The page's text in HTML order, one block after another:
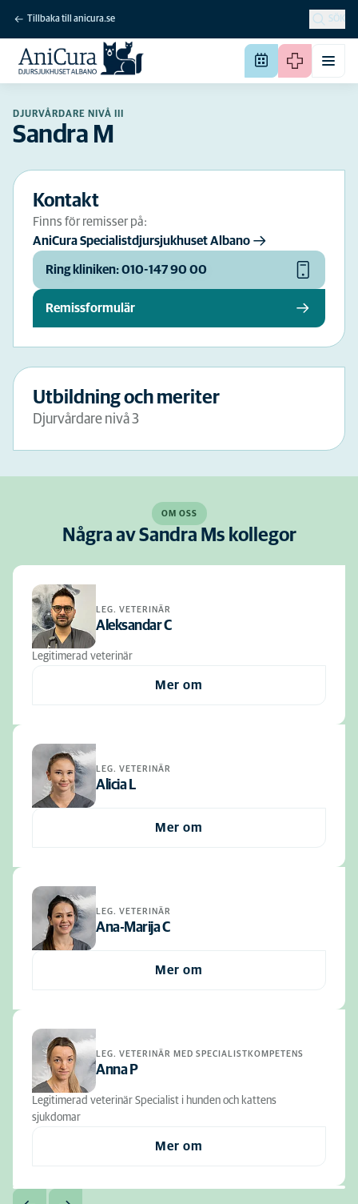
Tillbaka till anicura.se SÖK
DJURVÅRDARE NIVÅ III
Sandra M
Kontakt
Finns för remisser på:
AniCura Specialistdjursjukhuset Albano
Ring kliniken: 010-147 90 00
Remissformulär
Utbildning och meriter
Djurvårdare nivå 3
OM OSS
Några av Sandra Ms kollegor
LEG. VETERINÄR
Aleksandar C
Legitimerad veterinär
Mer om
LEG. VETERINÄR
Alicia L
Mer om
LEG. VETERINÄR
Ana-Marija C
Mer om
LEG. VETERINÄR MED SPECIALISTKOMPETENS
Anna P
Legitimerad veterinär Specialist i hunden och kattens
sjukdomar
Mer om